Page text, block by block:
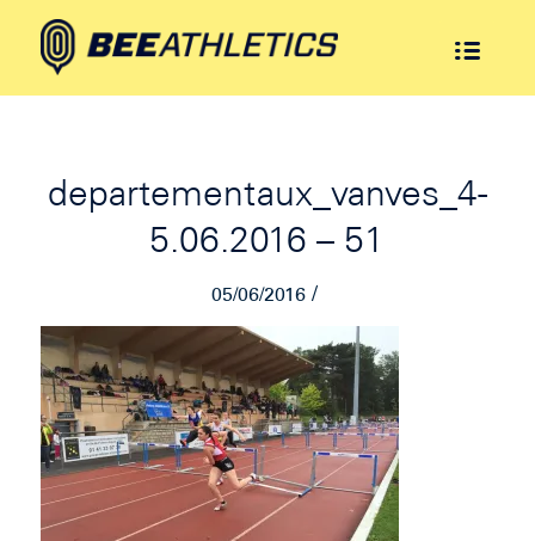
departementaux_vanves_4-
5.06.2016 – 51
05/06/2016 /